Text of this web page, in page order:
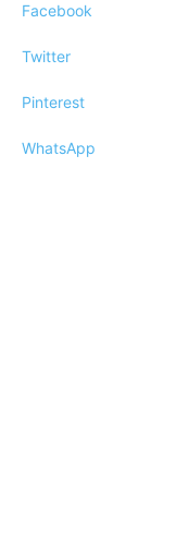
Facebook
Twitter
Pinterest
WhatsApp